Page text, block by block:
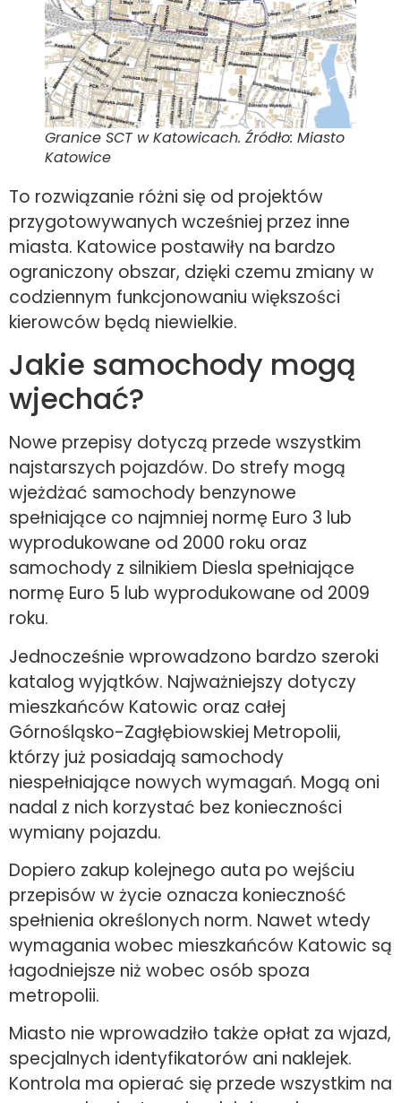
Granice SCT w Katowicach. Źródło: Miasto
Katowice
To rozwiązanie różni się od projektów
przygotowywanych wcześniej przez inne
miasta. Katowice postawiły na bardzo
ograniczony obszar, dzięki czemu zmiany w
codziennym funkcjonowaniu większości
kierowców będą niewielkie.
Jakie samochody mogą
wjechać?
Nowe przepisy dotyczą przede wszystkim
najstarszych pojazdów. Do strefy mogą
wjeżdżać samochody benzynowe
spełniające co najmniej normę Euro 3 lub
wyprodukowane od 2000 roku oraz
samochody z silnikiem Diesla spełniające
normę Euro 5 lub wyprodukowane od 2009
roku.
Jednocześnie wprowadzono bardzo szeroki
katalog wyjątków. Najważniejszy dotyczy
mieszkańców Katowic oraz całej
Górnośląsko-Zagłębiowskiej Metropolii,
którzy już posiadają samochody
niespełniające nowych wymagań. Mogą oni
nadal z nich korzystać bez konieczności
wymiany pojazdu.
Dopiero zakup kolejnego auta po wejściu
przepisów w życie oznacza konieczność
spełnienia określonych norm. Nawet wtedy
wymagania wobec mieszkańców Katowic są
łagodniejsze niż wobec osób spoza
metropolii.
Miasto nie wprowadziło także opłat za wjazd,
specjalnych identyfikatorów ani naklejek.
Kontrola ma opierać się przede wszystkim na